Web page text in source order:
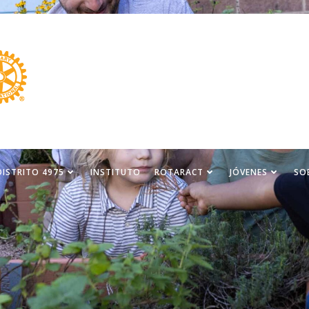
4975 INSTITUTO ROTARACT JÓVENES